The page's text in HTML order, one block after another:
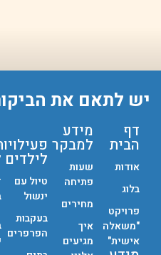
יש לתאם את
דף
הבית
אודות
בלוג
פרויקט
"משאלה
אישית"
מידע
למבקר
שעות
פתיחה
מחירים
איך
מגיעים
פעילויות
לילדים
טיול עם
ינשול
בעקבות
הפרפרים